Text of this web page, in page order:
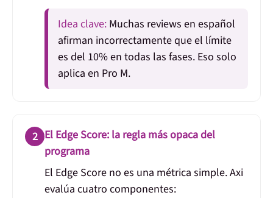
Idea clave: Muchas reviews en español
afirman incorrectamente que el límite
es del 10% en todas las fases. Eso solo
aplica en Pro M.
2 El Edge Score: la regla más opaca del
programa
El Edge Score no es una métrica simple. Axi
evalúa cuatro componentes: